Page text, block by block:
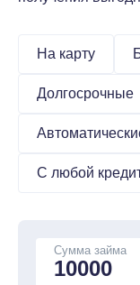
На карту
Долгосрочные
С любой
Сумма займа